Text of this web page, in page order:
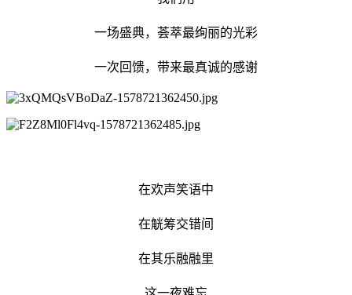
一场盛典，荟萃最绚丽的光彩
一次回馈，带来最真诚的感谢
在欢声笑语中
在觥筹交错间
在其乐融融里